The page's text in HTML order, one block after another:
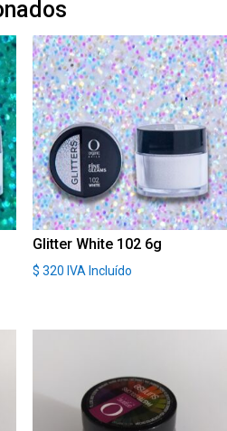
Glitter White 102 6g
$ 320 IVA Incluído